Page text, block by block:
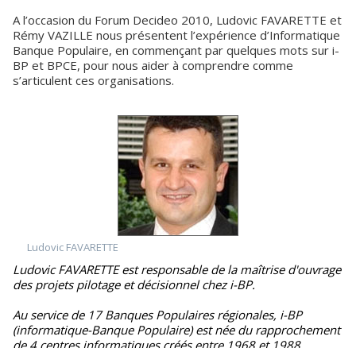
A l’occasion du Forum Decideo 2010, Ludovic FAVARETTE et
Rémy VAZILLE nous présentent l’expérience d’Informatique
Banque Populaire, en commençant par quelques mots sur i-
BP et BPCE, pour nous aider à comprendre comme
s’articulent ces organisations.
Ludovic FAVARETTE
Ludovic FAVARETTE est responsable de la maîtrise d'ouvrage
des projets pilotage et décisionnel chez i-BP.
Au service de 17 Banques Populaires régionales, i-BP
(informatique-Banque Populaire) est née du rapprochement
de 4 centres informatiques créés entre 1968 et 1988